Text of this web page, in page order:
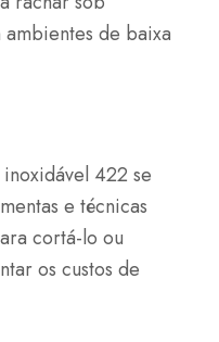
de baixa
422 se
e técnicas
cortá-lo ou
os custos de